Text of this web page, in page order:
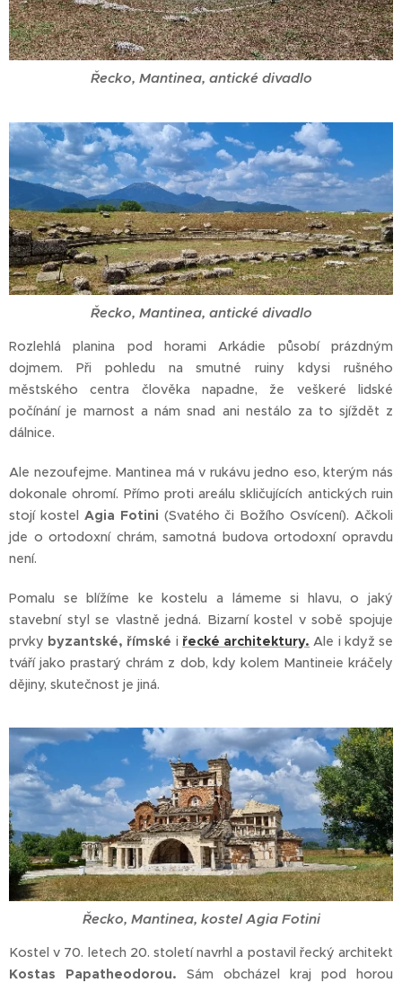
Řecko, Mantinea, antické divadlo
Řecko, Mantinea, antické divadlo
Rozlehlá planina pod horami Arkádie působí prázdným
dojmem. Při pohledu na smutné ruiny kdysi rušného
městského centra člověka napadne, že veškeré lidské
počínání je marnost a nám snad ani nestálo za to sjíždět z
dálnice.
Ale nezoufejme. Mantinea má v rukávu jedno eso, kterým nás
dokonale ohromí. Přímo proti areálu skličujících antických ruin
stojí kostel Agia Fotini (Svatého či Božího Osvícení). Ačkoli
jde o ortodoxní chrám, samotná budova ortodoxní opravdu
není.
Pomalu se blížíme ke kostelu a lámeme si hlavu, o jaký
stavební styl se vlastně jedná. Bizarní kostel v sobě spojuje
prvky byzantské, římské i řecké architektury. Ale i když se
tváří jako prastarý chrám z dob, kdy kolem Mantineie kráčely
dějiny, skutečnost je jiná.
Řecko, Mantinea, kostel Agia Fotini
Kostel v 70. letech 20. století navrhl a postavil řecký architekt
Kostas Papatheodorou. Sám obcházel kraj pod horou